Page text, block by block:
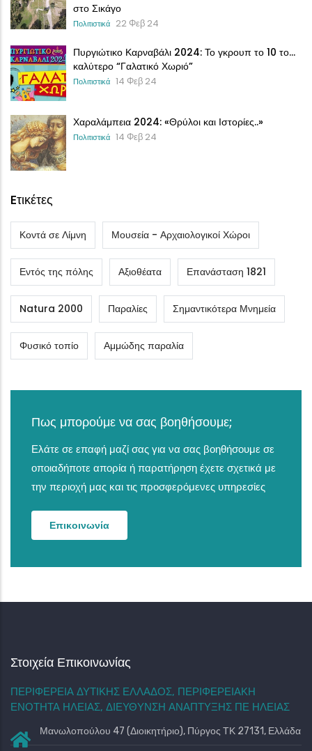
στο Σικάγο
Πολιτιστικά 22 Φεβ 24
Πυργιώτικο Καρναβάλι 2024: Το γκρουπ το 10 το…
καλύτερο “Γαλατικό Χωριό”
Πολιτιστικά 14 Φεβ 24
Χαραλάμπεια 2024: «Θρύλοι και Ιστορίες..»
Πολιτιστικά 14 Φεβ 24
Eτικέτες
Κοντά σε Λίμνη Μουσεία - Αρχαιολογικοί Χώροι
Εντός της πόλης Αξιοθέατα Επανάσταση 1821
Natura 2000 Παραλίες Σημαντικότερα Μνημεία
Φυσικό τοπίο Αμμώδης παραλία
Πως μπορούμε να σας βοηθήσουμε;
Ελάτε σε επαφή μαζί σας για να σας βοηθήσουμε σε
οποιαδήποτε απορία ή παρατήρηση έχετε σχετικά με
την περιοχή μας και τις προσφερόμενες υπηρεσίες
Επικοινωνία
Στοιχεία Επικοινωνίας
ΠΕΡΙΦΕΡΕΙΑ ΔΥΤΙΚΗΣ ΕΛΛΑΔΟΣ, ΠΕΡΙΦΕΡΕΙΑΚΗ
ΕΝΟΤΗΤΑ ΗΛΕΙΑΣ, ΔΙΕΥΘΥΝΣΗ ΑΝΑΠΤΥΞΗΣ ΠΕ ΗΛΕΙΑΣ
Μανωλοπούλου 47 (Διοικητήριο), Πύργος ΤΚ 27131, Ελλάδα